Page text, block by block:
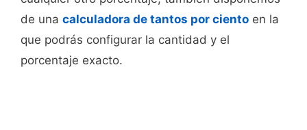
de una calculadora de tantos por ciento en la
que podrás configurar la cantidad y el
porcentaje exacto.